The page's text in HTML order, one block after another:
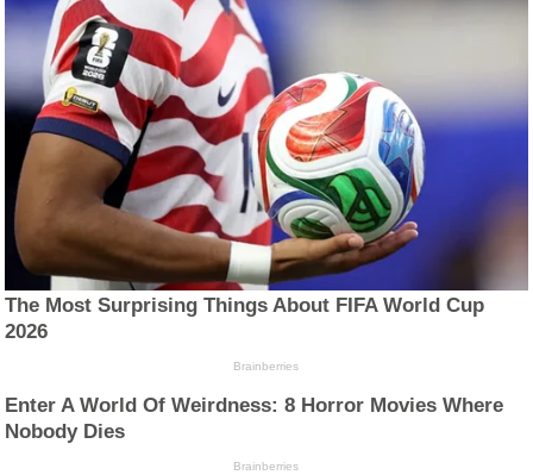
The Most Surprising Things About FIFA World Cup
2026
Brainberries
Enter A World Of Weirdness: 8 Horror Movies Where
Nobody Dies
Brainberries